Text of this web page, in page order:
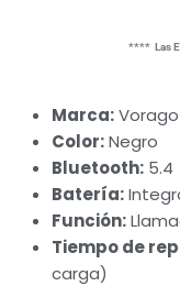
**** Las
Marca:Vorago
Color:Negro
Bluetooth: 5.4
Batería:
Función:
Tiempo de
carga)